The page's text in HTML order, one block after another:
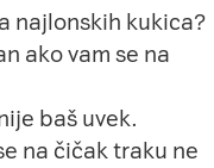
najlonskih kukica?
ako vam se na
baš uvek.
na čičak traku ne